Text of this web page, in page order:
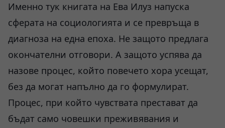
Именно тук книгата на Ева Илуз напуска
сферата на социологията и се превръща в
диагноза на една епоха. Не защото предлага
окончателни отговори. А защото успява да
назове процес, който повечето хора усещат,
без да могат напълно да го формулират.
Процес, при който чувствата престават да
бъдат само човешки преживявания и